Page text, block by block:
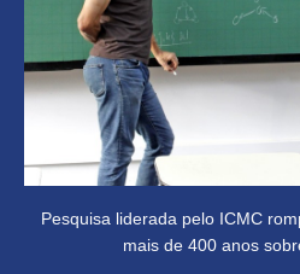
Pesquisa liderada pelo ICMC
mais de 400 anos